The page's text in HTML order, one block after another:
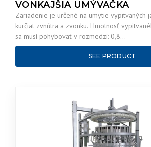
VONKAJŠIA UMÝVAČKA
Zariadenie je určené na umytie vypitvaných
kurčiat zvnútra a zvonku. Hmotnosť
sa musí pohybovať v rozmedzí: 0,8…
SEE PRODUCT